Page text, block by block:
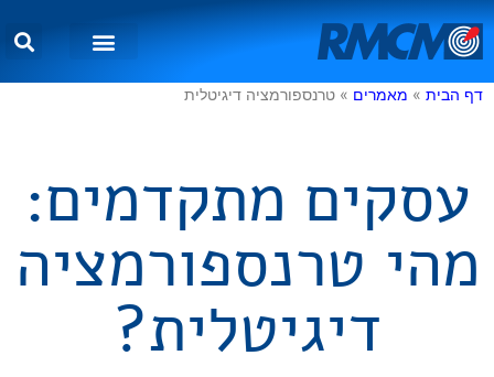
דף הבית » מאמרים » טרנספורמציה דיגיטלית
עסקים מתקדמים:
מהי טרנספורמציה
דיגיטלית?